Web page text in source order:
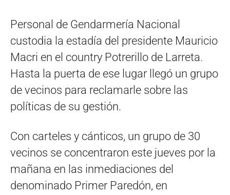
Personal de Gendarmería Nacional
custodia la estadía del presidente Mauricio
Macri en el country Potrerillo de Larreta.
Hasta la puerta de ese lugar llegó un grupo
de vecinos para reclamarle sobre las
políticas de su gestión.
Con carteles y cánticos, un grupo de 30
vecinos se concentraron este jueves por la
mañana en las inmediaciones del
denominado Primer Paredón, en